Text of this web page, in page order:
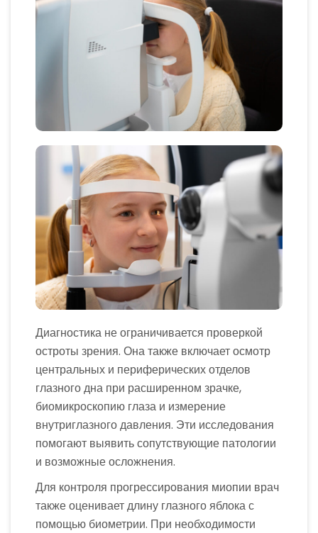
Диагностика не ограничивается проверкой
остроты зрения. Она также включает осмотр
центральных и периферических отделов
глазного дна при расширенном зрачке,
биомикроскопию глаза и измерение
внутриглазного давления. Эти исследования
помогают выявить сопутствующие патологии
и возможные осложнения.
Для контроля прогрессирования миопии врач
также оценивает длину глазного яблока с
помощью биометрии. При необходимости